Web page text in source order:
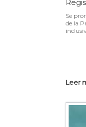
Se
de la
Leer